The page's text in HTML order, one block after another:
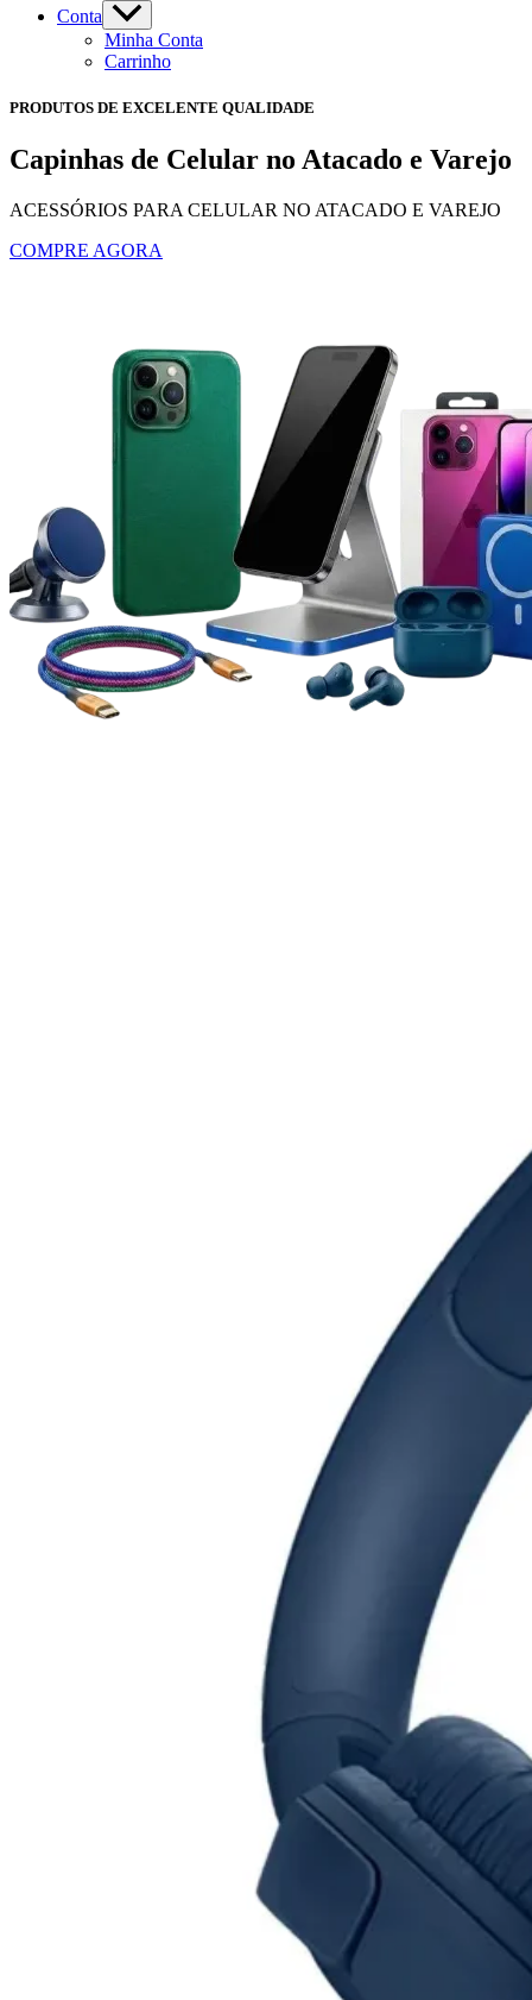
Conta
Minha Conta
Carrinho
PRODUTOS DE EXCELENTE QUALIDADE
Capinhas de Celular no Atacado e Varejo
ACESSÓRIOS PARA CELULAR NO ATACADO E VAREJO
COMPRE AGORA